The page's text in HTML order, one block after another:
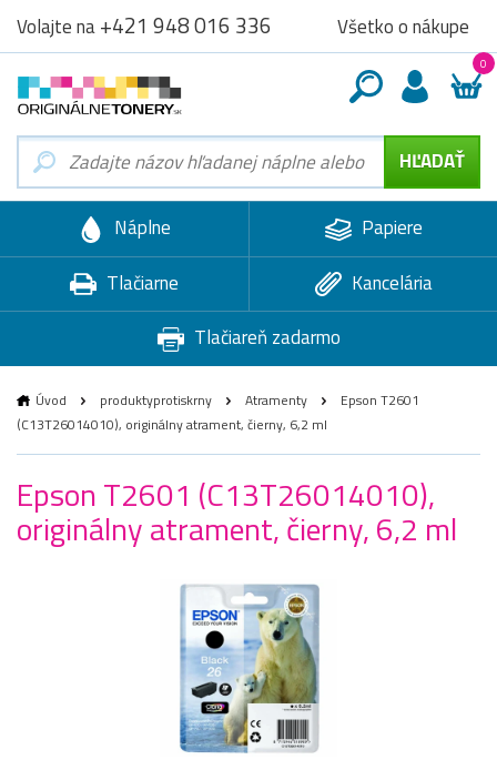
Volajte na+421 948 016 336 Všetko o nákupe
0
Náplne
Papiere
Tlačiarne
Kancelária
Tlačiareň zadarmo
Úvod produktyprotiskrny Atramenty
Epson T2601
(C13T26014010), originálny atrament, čierny, 6,2 ml
Epson T2601 (C13T26014010),
originálny atrament, čierny, 6,2 ml